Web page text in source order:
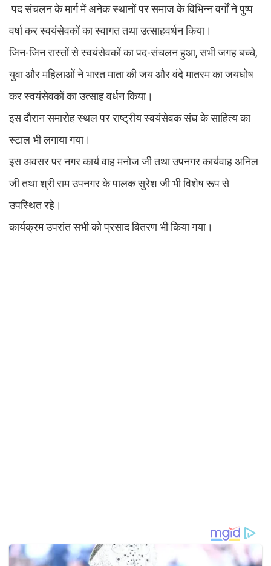
पद संचलन के मार्ग में अनेक स्थानों पर समाज के विभिन्न वर्गों ने पुष्प
वर्षा कर स्वयंसेवकों का स्वागत तथा उत्साहवर्धन किया।
जिन-जिन रास्तों से स्वयंसेवकों का पद-संचलन हुआ, सभी जगह बच्चे,
युवा और महिलाओं ने भारत माता की जय और वंदे मातरम का जयघोष
कर स्वयंसेवकों का उत्साह वर्धन किया।
इस दौरान समारोह स्थल पर राष्ट्रीय स्वयंसेवक संघ के साहित्य का
स्टाल भी लगाया गया।
इस अवसर पर नगर कार्य वाह मनोज जी तथा उपनगर कार्यवाह अनिल
जी तथा श्री राम उपनगर के पालक सुरेश जी भी विशेष रूप से
उपस्थित रहे।
कार्यक्रम उपरांत सभी को प्रसाद वितरण भी किया गया।